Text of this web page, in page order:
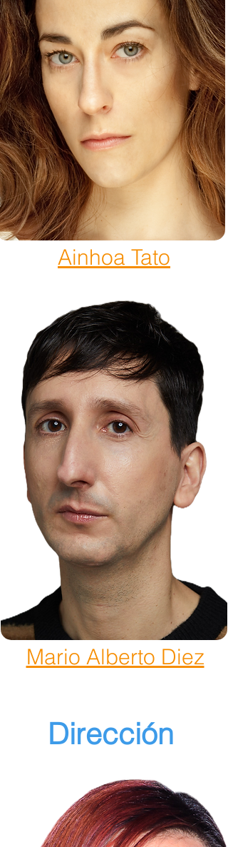
Ainhoa Tato
Mario Alberto Diez
Dirección